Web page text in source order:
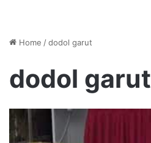
Home /dodol garut
dodol garut